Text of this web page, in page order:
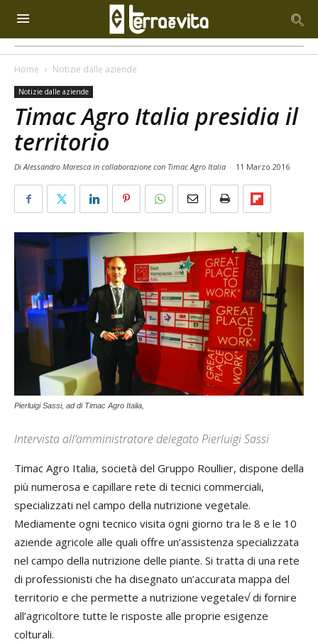
Home Notizie dalle aziende
Notizie dalle aziende
Timac Agro Italia presidia il
territorio
Di Alessandro Maresca in collaborazione con Timac Agro Italia - 11 Marzo 2016
Pierluigi Sassi, ad di Timac Agro Italia,
Intervista all’amministratore delegato Pierluigi Sassi
Timac Agro Italia, società del Gruppo Roullier, dispone della
più numerosa e capillare rete di tecnici commerciali,
specializzati nel campo della nutrizione vegetale.
Mediamente ogni tecnico visita ogni giorno tra le 8 e le 10
aziende agricole alle quali offre un’assistenza specializzata
nel campo della nutrizione delle piante. Si tratta di una rete
di professionisti che ha disegnato un’accurata mappa del
territorio e che permette a nutrizione vegetale√ di fornire
all’agricoltore tutte le risposte alle proprie esigenze
colturali.